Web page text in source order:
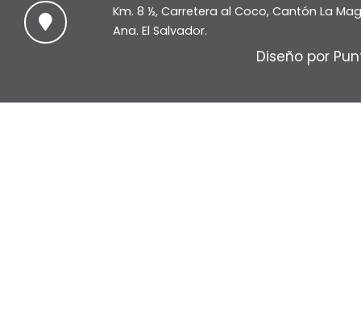
Km. 8 ½, Carretera al Coco, Cantón La
Ana. El Salvador.
Diseño por